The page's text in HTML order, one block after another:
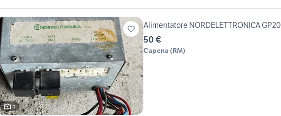
5
Alimentatore NORDELETTRONICA GP20
50 €
Capena (RM)